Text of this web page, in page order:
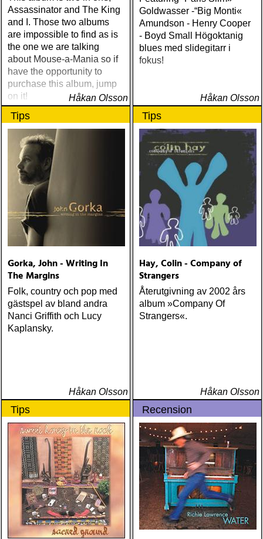
(rough trade) ÅRETS T-
BONE BURNETT:
moonalice : moonalice (a
minor label) ÅRETS
STÖRSTA, VÄRSTA,
(reprise) ÅRETS GRAM &
EMMYLOU: sugarcane
jane : sugarcane jane
(admiral bean) ÅRETS FAB
FOUR: the beatles : mono
& stereo box (apple)
ÅRETS LIVE-DOKUMENT:
tom petty & the
heartbreakers : the live
anthology (reprise) ÅRETS
STUDIOÄSS: works
progress administration :
wpa (wpa records) ÅRETS
CÉLINE DION: zachary
richard : last kiss (artist
garage)
Assassinator and The King
and I. Those two albums
are impossible to find as is
the one we are talking
about Mouse-a-Mania so if
have the opportunity to
purchase this album, jump
on it!
Håkan Olsson
Goldwasser -“Big Monti«
Amundson - Henry Cooper
- Boyd Small Högoktanig
blues med slidegitarr i
fokus!
Håkan Olsson
Tips
Gorka, John - Writing In
The Margins
Folk, country och pop med
gästspel av bland andra
Nanci Griffith och Lucy
Kaplansky.
Håkan Olsson
Tips
Hay, Colin - Company of
Strangers
Återutgivning av 2002 års
album »Company Of
Strangers«.
Håkan Olsson
Tips Recension